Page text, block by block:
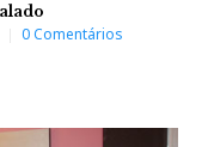
0 Comentários